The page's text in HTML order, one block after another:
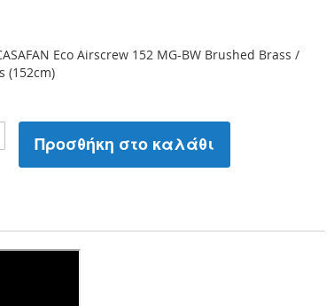
Eco Airscrew 152 MG-BW Brushed Brass /
(152cm)
Προσθήκη στο καλάθι